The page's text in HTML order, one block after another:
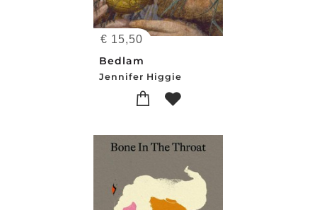
€ 15,50
Bedlam
Jennifer Higgie